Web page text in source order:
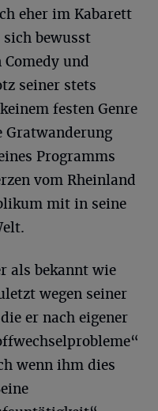
eher im Kabarett
sich bewusst
Comedy und
seiner stets
festen Genre
Gratwanderung
Programms
vom Rheinland
mit in seine
als bekannt wie
wegen seiner
er nach eigener
wenn ihm dies